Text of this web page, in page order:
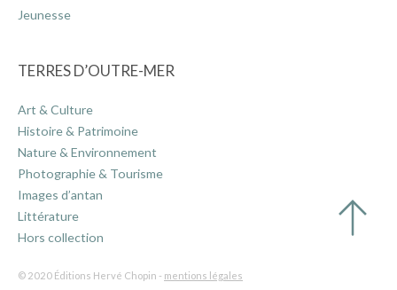
Jeunesse
TERRES D’OUTRE-MER
Art & Culture
Histoire & Patrimoine
Nature & Environnement
Photographie & Tourisme
Images d’antan
Littérature
Hors collection
© 2020 Éditions Hervé Chopin - mentions légales